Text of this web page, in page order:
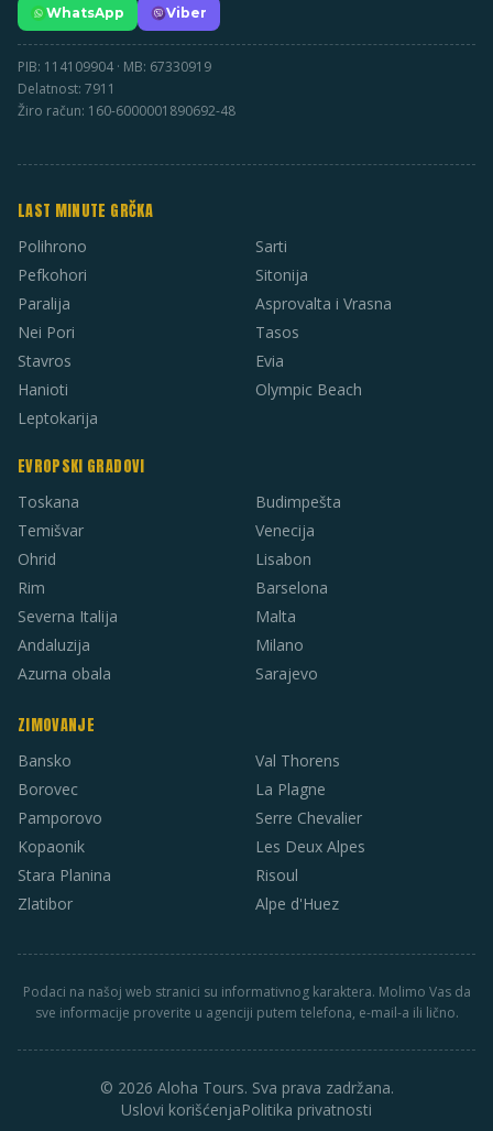
WhatsApp Viber
PIB: 114109904 · MB: 67330919
Delatnost: 7911
Žiro račun: 160-6000001890692-48
LAST MINUTE GRČKA
Polihrono
Pefkohori
Paralija
Nei Pori
Stavros
Hanioti
Leptokarija
Sarti
Sitonija
Asprovalta i Vrasna
Tasos
Evia
Olympic Beach
EVROPSKI GRADOVI
Toskana
Temišvar
Ohrid
Rim
Severna Italija
Andaluzija
Azurna obala
Budimpešta
Venecija
Lisabon
Barselona
Malta
Milano
Sarajevo
ZIMOVANJE
Bansko
Borovec
Pamporovo
Kopaonik
Stara Planina
Zlatibor
Val Thorens
La Plagne
Serre Chevalier
Les Deux Alpes
Risoul
Alpe d'Huez
Podaci na našoj web stranici su informativnog karaktera. Molimo Vas da
sve informacije proverite u agenciji putem telefona, e-mail-a ili lično.
© 2026 Aloha Tours. Sva prava zadržana.
Uslovi korišćenjaPolitika privatnosti